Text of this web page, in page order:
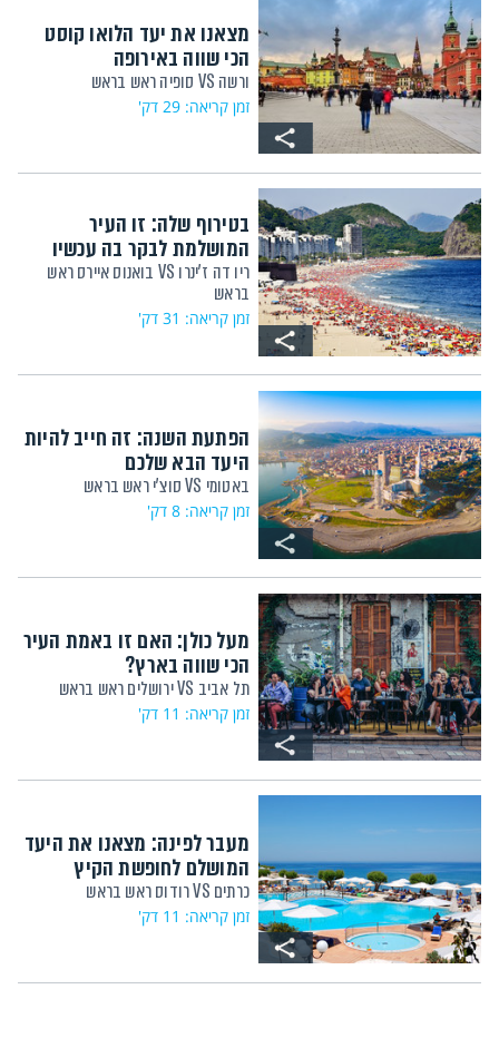
מצאנו את יעד הלואו קוסט
הכי שווה באירופה
ורשה VS סופיה ראש בראש
זמן קריאה: 29 דק'
בטירוף שלה: זו העיר
המושלמת לבקר בה עכשיו
ריו דה ז'ינרו VS בואנוס איירס ראש
בראש
זמן קריאה: 31 דק'
הפתעת השנה: זה חייב להיות
היעד הבא שלכם
באטומי VS סוצ'י ראש בראש
זמן קריאה: 8 דק'
מעל כולן: האם זו באמת העיר
הכי שווה בארץ?
תל אביב VS ירושלים ראש בראש
זמן קריאה: 11 דק'
מעבר לפינה: מצאנו את היעד
המושלם לחופשת הקיץ
כרתים VS רודוס ראש בראש
זמן קריאה: 11 דק'